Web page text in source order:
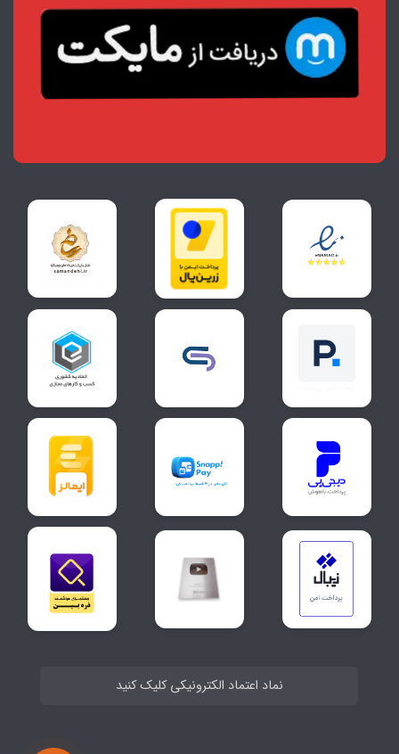
نماد اعتماد الکترونیکی کلیک کنید